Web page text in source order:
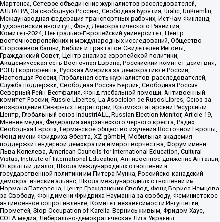
Мартенса, Сетевое объединение журналистов расследователей,
АЛЛАТРА, За свободную Россию, Свободная Бурятия, Uralic, UnKremlin,
Международная федерация транспортных рабочих, ИстЧам Финланд,
Гудзоновский институт, Фонд Демократического Развития,
Комитет-2024, Центрально-Европейский университет, Центр
восточноевропейских и международных исследований, Общество
Сторожевой башни, Библии и трактатов Свидетелей Иеговы,
Гражданский Совет, Центр анализа европейской политики,
Академическая сеть Восточная Европа, Российский комитет действия,
РЭНД корпорейшн, Русская Америка за демократию в России,
Настоящая Россия, Глобальная сеть журналистов-расследователей,
Служба поддержки, Свободная Россия Берлин, Свободная Россия
Северный Рейн-Вестфалия, Фонд глобальной помощи, Антивоенный
комитет России, Russie-Libertes, La Asocicion de Rusos Libres, Союз за
возвращение Северных территорий, Крымскотатарский Ресурсный
Центр, Глобальный союз IndustriALL, Russian Election Monitor, Article 19,
Мнение медиа, Федерация анархического черного креста, Радио
Свободная Европа, Германское общество изучения Восточной Европы,
Фонд имени Фридриха Эберта, XZ gGmbH, Мобильная академия
поддержки гендерной демократии и миротворчества, Форум имени
Льва Копелева, American Councils for International Education, Cultural
Vistas, Institute of International Education, Антивоенное движение Антальи,
Открытый диалог, Школа международных отношений и
государственной политики им Питера Мунка, Российско-канадский
демократический альянс, Школа международных отношений им
Нормана Патерсона, Центр Гражданских Свобод, Фонд Бориса Немцова
за Свободу, Фонд имени Фридриха Науманна за свободу, Феминистское
антивоенное сопротивление, Комитет независимости Ингушетии,
Прометей, Stop Occupation of Karelia, Вернись живым, Фридом Хаус,
СОТА медиа, Либерально-демократическая Лига Украины